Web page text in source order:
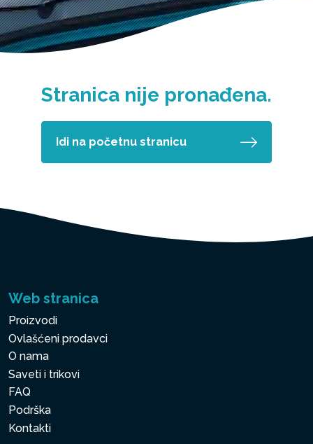
Stranica nije pronađena.
Idi na početnu stranicu
Web stranica
Proizvodi
Ovlašćeni prodavci
O nama
Saveti i trikovi
FAQ
Podrška
Kontakti